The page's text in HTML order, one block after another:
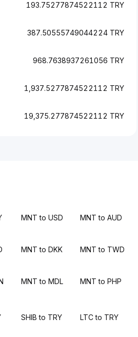
193.75277874522112 TRY
387.50555749044224 TRY
968.7638937261056 TRY
1,937.5277874522112 TRY
19,375.277874522112 TRY
MNT to USD MNT to AUD
MNT to DKK MNT to TWD
MNT to MDL MNT to PHP
SHIB to TRY LTC to TRY